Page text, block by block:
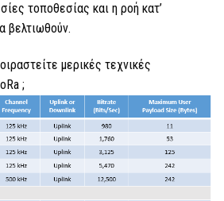
τοποθεσίας και η ροή κατ’
βελτιωθούν.
μερικές τεχνικές
;